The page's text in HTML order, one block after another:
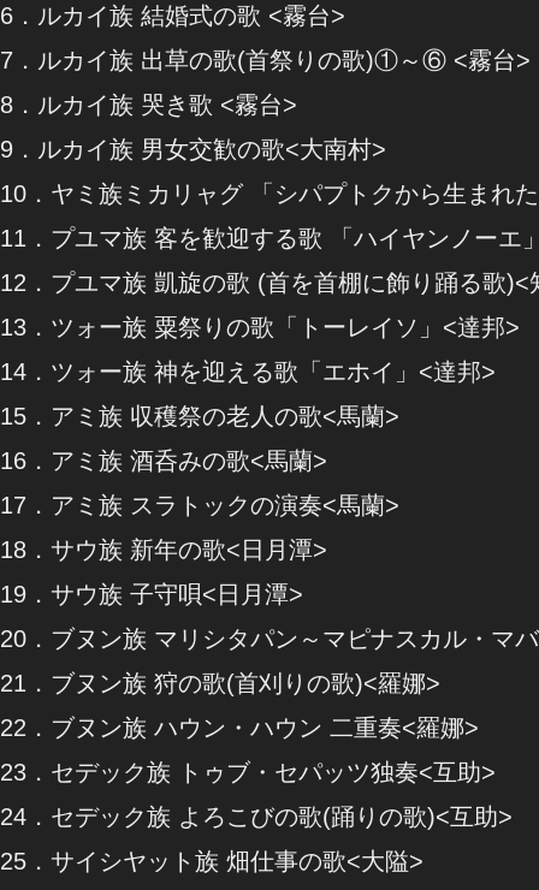
6．ルカイ族 結婚式の歌 <霧台>
7．ルカイ族 出草の歌(首祭りの歌)①～⑥ <霧台>
8．ルカイ族 哭き歌 <霧台>
9．ルカイ族 男女交歓の歌<大南村>
10．ヤミ族ミカリャグ 「シパプトクから生まれ
11．プユマ族 客を歓迎する歌 「ハイヤンノーエ
12．プユマ族 凱旋の歌 (首を首棚に飾り踊る歌)<
13．ツォー族 粟祭りの歌「トーレイソ」<達邦>
14．ツォー族 神を迎える歌「エホイ」<達邦>
15．アミ族 収穫祭の老人の歌<馬蘭>
16．アミ族 酒呑みの歌<馬蘭>
17．アミ族 スラトックの演奏<馬蘭>
18．サウ族 新年の歌<日月潭>
19．サウ族 子守唄<日月潭>
20．ブヌン族 マリシタパン～マピナスカル・マ
21．ブヌン族 狩の歌(首刈りの歌)<羅娜>
22．ブヌン族 ハウン・ハウン 二重奏<羅娜>
23．セデック族 トゥブ・セパッツ独奏<互助>
24．セデック族 よろこびの歌(踊りの歌)<互助>
25．サイシヤット族 畑仕事の歌<大隘>